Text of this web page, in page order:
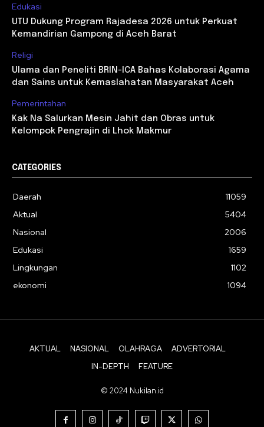
Edukasi
UTU Dukung Program Rajadesa 2026 untuk Perkuat
Kemandirian Gampong di Aceh Barat
Religi
Ulama dan Peneliti BRIN-ICA Bahas Kolaborasi Agama
dan Sains untuk Kemaslahatan Masyarakat Aceh
Pemerintahan
Kak Na Salurkan Mesin Jahit dan Obras untuk
Kelompok Pengrajin di Lhok Makmur
CATEGORIES
Daerah
11059
Aktual
5404
Nasional
2006
Edukasi
1659
Lingkungan
1102
ekonomi
1094
AKTUAL NASIONAL OLAHRAGA
ADVERTORIAL
IN-DEPTH
FEATURE
© 2024 Nukilan.id